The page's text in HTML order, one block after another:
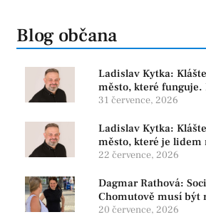
Blog občana
Ladislav Kytka:
město, které funguje.
program, který řeší
31 července, 2026
Ladislav Kytka:
město, které je lidem
22 července, 2026
Dagmar Rathová:
Chomutově musí být
srozumitelná a
20 července, 2026